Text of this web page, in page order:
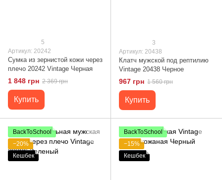
5
Артикул: 20242
Сумка из зернистой кожи через
плечо 20242 Vintage Черная
1 848 грн 2 369 грн
Купить
3
Артикул: 20438
Клатч мужской под рептилию
Vintage 20438 Черное
967 грн 1 560 грн
Купить
BackToSchool
−20%
Кешбек
BackToSchool
−15%
Кешбек